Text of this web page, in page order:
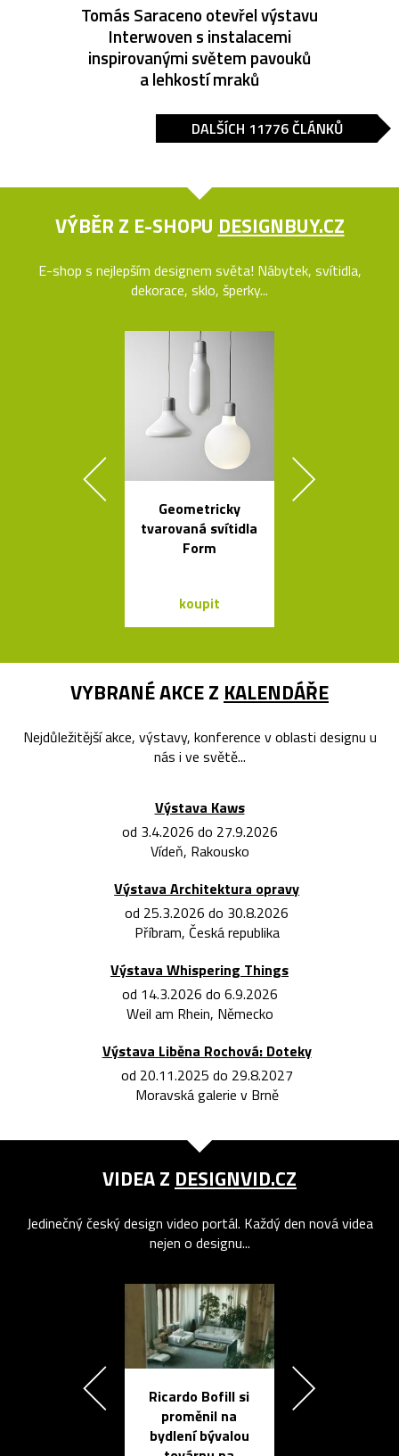
Tomás Saraceno otevřel výstavu
Interwoven s instalacemi
inspirovanými světem pavouků
a lehkostí mraků
DALŠÍCH 11776 ČLÁNKŮ
VÝBĚR Z E-SHOPU DESIGNBUY.CZ
E-shop s nejlepším designem světa! Nábytek, svítidla,
dekorace, sklo, šperky...
Geometricky
tvarovaná svítidla
Form
koupit
VYBRANÉ AKCE Z KALENDÁŘE
Nejdůležitější akce, výstavy, konference v oblasti designu u
nás i ve světě...
Výstava Kaws
od 3.4.2026 do 27.9.2026
Vídeň, Rakousko
Výstava Architektura opravy
od 25.3.2026 do 30.8.2026
Příbram, Česká republika
Výstava Whispering Things
od 14.3.2026 do 6.9.2026
Weil am Rhein, Německo
Výstava Liběna Rochová: Doteky
od 20.11.2025 do 29.8.2027
Moravská galerie v Brně
VIDEA Z DESIGNVID.CZ
Jedinečný český design video portál. Každý den nová videa
nejen o designu...
Ricardo Bofill si
proměnil na
bydlení bývalou